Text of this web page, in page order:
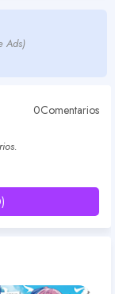
Ads)
0Comentarios